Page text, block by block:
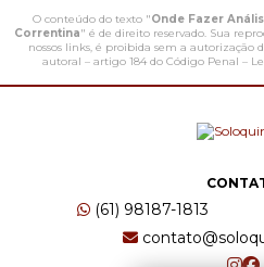
O conteúdo do texto "Onde Fazer
Correntina" é de direito reservado. Sua
nossos links, é proibida sem a autorização
autoral – artigo 184 do Código Penal –
(61) 98187-1813